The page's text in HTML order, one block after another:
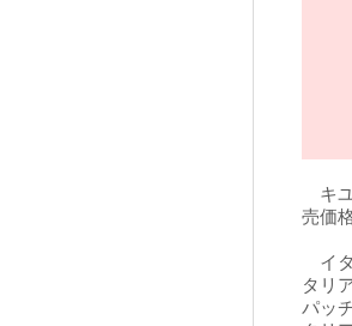
キユ
売価
イタ
タリ
パッ